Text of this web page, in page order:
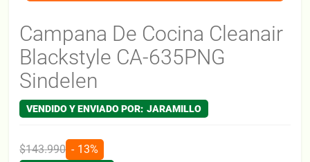
Campana De Cocina Cleanair
Blackstyle CA-635PNG
Sindelen
JARAMILLO
$143.990 13%